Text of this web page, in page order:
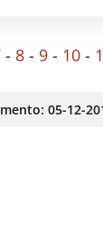
- 8 - 9 - 10 -
05-12-